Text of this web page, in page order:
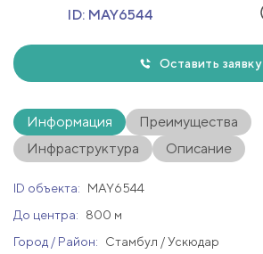
ID: MAY6544
Оставить заявку
Информация
Преимущества
Инфраструктура
Описание
ID объекта:
MAY6544
До центра:
800 м
Город / Район:
Стамбул / Ускюдар